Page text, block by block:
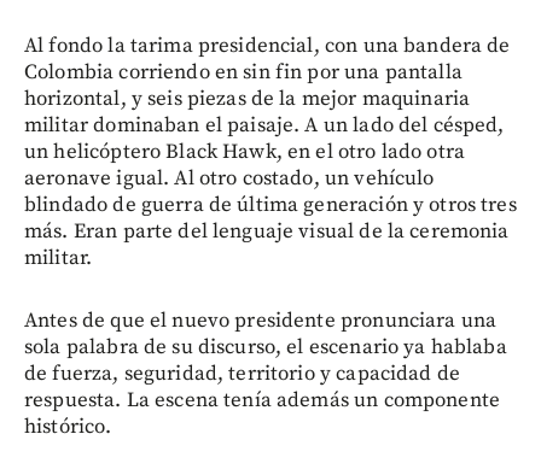
Al fondo la tarima presidencial, con una bandera de
Colombia corriendo en sin fin por una pantalla
horizontal, y seis piezas de la mejor maquinaria
militar dominaban el paisaje. A un lado del césped,
un helicóptero Black Hawk, en el otro lado otra
aeronave igual. Al otro costado, un vehículo
blindado de guerra de última generación y otros tres
más. Eran parte del lenguaje visual de la ceremonia
militar.
Antes de que el nuevo presidente pronunciara una
sola palabra de su discurso, el escenario ya hablaba
de fuerza, seguridad, territorio y capacidad de
respuesta. La escena tenía además un componente
histórico.